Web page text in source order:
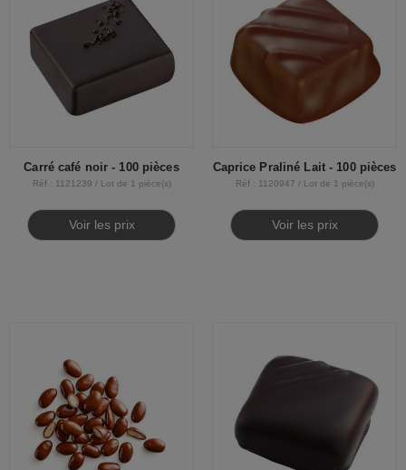
Carré café noir - 100 pièces
Réf : 1121239 / Lot de 1 pièce(s)
Voir les prix
Caprice Praliné Lait - 100 pièces
Réf : 1120947 / Lot de 1 pièce(s)
Voir les prix